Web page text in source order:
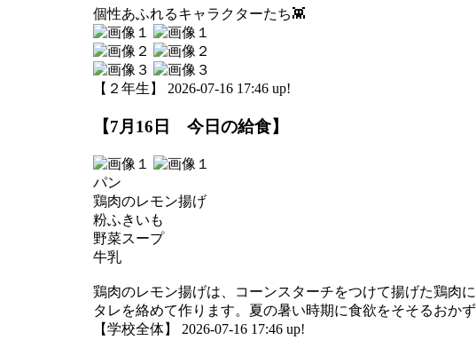
個性あふれるキャラクターたち👾
【２年生】 2026-07-16 17:46 up!
【7月16日 今日の給食】
パン
鶏肉のレモン揚げ
粉ふきいも
野菜スープ
牛乳
鶏肉のレモン揚げは、コーンスターチをつけて揚げた鶏肉
タレを絡めて作ります。夏の暑い時期に食欲をそそるおかず
【学校全体】 2026-07-16 17:46 up!